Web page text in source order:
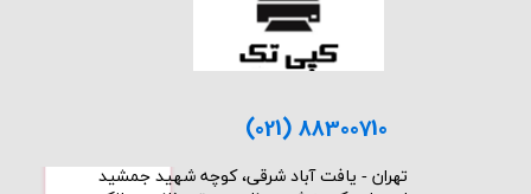
(021) 88300710
​تهران - یافت آباد شرقی، کوچه شهید جمشید